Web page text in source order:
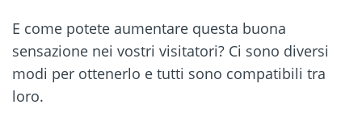
E come potete aumentare questa buona
sensazione nei vostri visitatori? Ci sono diversi
modi per ottenerlo e tutti sono compatibili tra
loro.